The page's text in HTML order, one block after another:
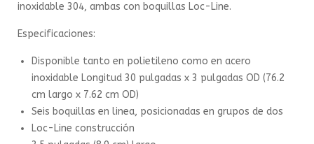
inoxidable 304, ambas con boquillas Loc-Line.
Especificaciones:
Disponible tanto en polietileno como en acero
inoxidable Longitud 30 pulgadas x 3 pulgadas OD (76.2
cm largo x 7.62 cm OD)
Seis boquillas en linea, posicionadas en grupos de dos
Loc-Line construcción